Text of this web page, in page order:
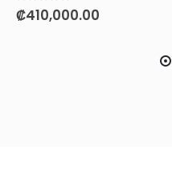
0out of 5
₡410,000.00